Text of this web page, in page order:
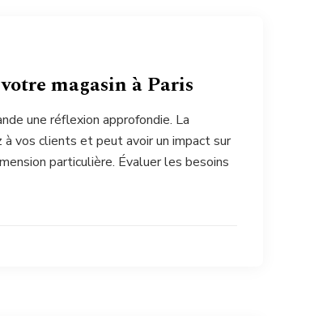
magasin à Paris
une réflexion approfondie. La
vos clients et peut avoir un impact sur
particulière. Évaluer les besoins